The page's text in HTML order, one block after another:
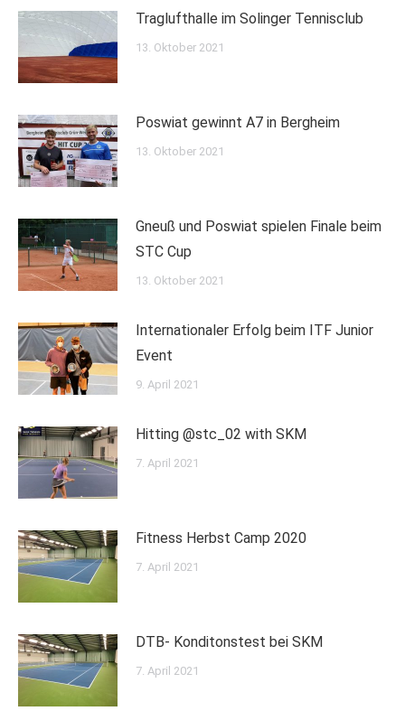
Traglufthalle im Solinger Tennisclub
13. Oktober 2021
Poswiat gewinnt A7 in Bergheim
13. Oktober 2021
Gneuß und Poswiat spielen Finale beim
STC Cup
13. Oktober 2021
Internationaler Erfolg beim ITF Junior
Event
9. April 2021
Hitting @stc_02 with SKM
7. April 2021
Fitness Herbst Camp 2020
7. April 2021
DTB- Konditonstest bei SKM
7. April 2021